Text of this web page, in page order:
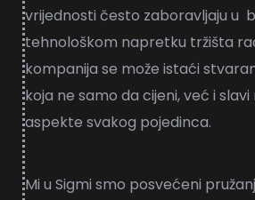
vrijednosti često zaboravljaju u
tehnološkom napretku tržišta
kompanija se može istaći
koja ne samo da cijeni, već i
aspekte svakog pojedinca.
Mi u Sigmi smo posvećeni